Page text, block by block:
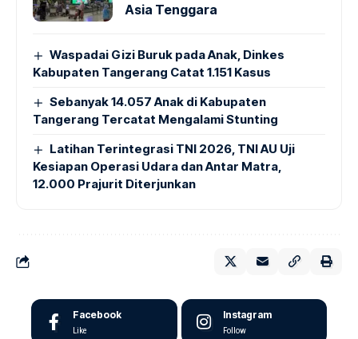
Asia Tenggara
Waspadai Gizi Buruk pada Anak, Dinkes
Kabupaten Tangerang Catat 1.151 Kasus
Sebanyak 14.057 Anak di Kabupaten
Tangerang Tercatat Mengalami Stunting
Latihan Terintegrasi TNI 2026, TNI AU Uji
Kesiapan Operasi Udara dan Antar Matra,
12.000 Prajurit Diterjunkan
Facebook
Like
Instagram
Follow